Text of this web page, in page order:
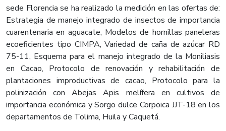
sede Florencia se ha realizado la medición en las ofertas de:
Estrategia de manejo integrado de insectos de importancia
cuarentenaria en aguacate, Modelos de hornillas paneleras
ecoeficientes tipo CIMPA, Variedad de caña de azúcar RD
75-11, Esquema para el manejo integrado de la Moniliasis
en Cacao, Protocolo de renovación y rehabilitación de
plantaciones improductivas de cacao, Protocolo para la
polinización con Abejas Apis melífera en cultivos de
importancia económica y Sorgo dulce Corpoica JJT-18 en los
departamentos de Tolima, Huila y Caquetá.